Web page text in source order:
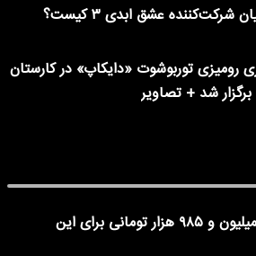
شرکت‌کننده عشق ابدی ۳ کیست؟
رومیزی توربوشوت «دایکاپ» در کارستان
برگزار شد + تصاویر
خبر داغ از واریز یارانه ۲ میلیون و ۹۸۵ هزار تومانی برای این